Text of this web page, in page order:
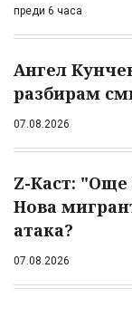
преди 6 часа
Ангел
разбирам
07.08.2026
Z-Каст: "Още
Нова
атака?
07.08.2026